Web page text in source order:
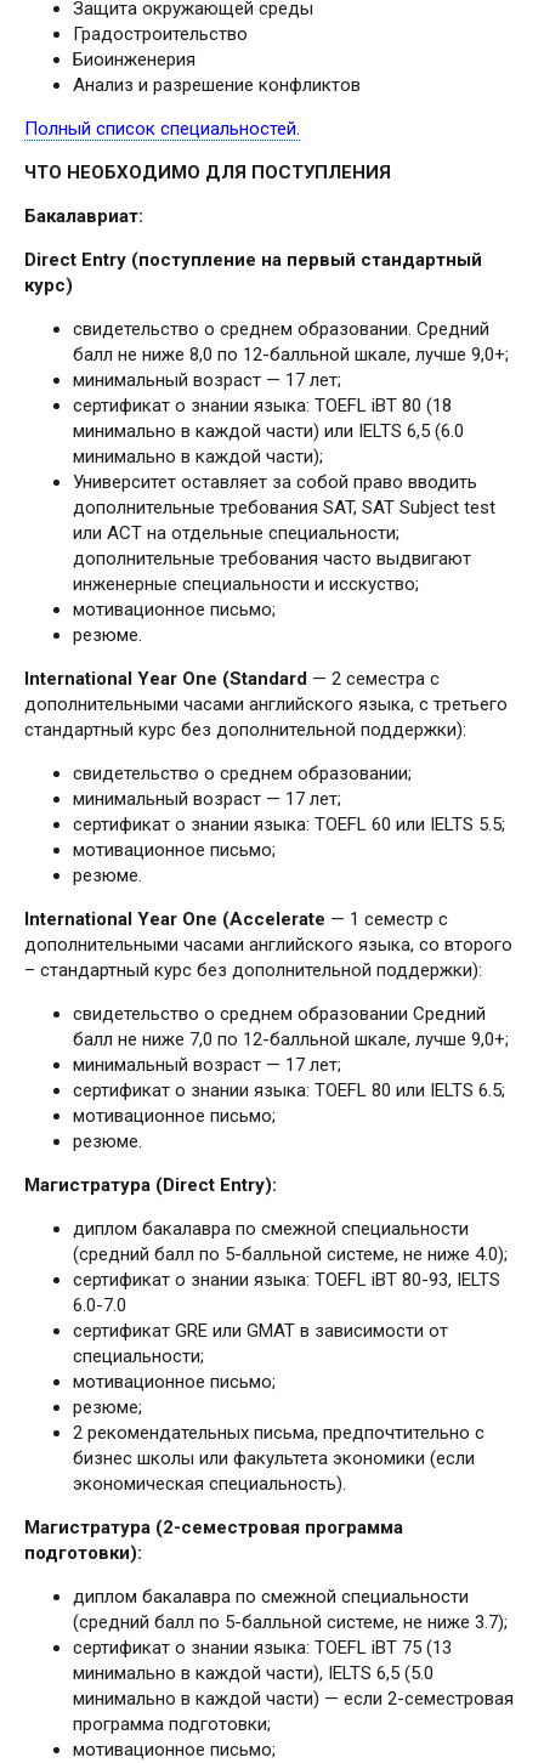
Защита окружающей среды
Градостроительство
Биоинженерия
Анализ и разрешение конфликтов
Полный список специальностей.
ЧТО НЕОБХОДИМО ДЛЯ ПОСТУПЛЕНИЯ
Бакалавриат:
Direct Entry (поступление на первый стандартный
курс)
свидетельство о среднем образовании. Средний
балл не ниже 8,0 по 12-балльной шкале, лучше 9,0+;
минимальный возраст — 17 лет;
сертификат о знании языка: TOEFL iBT 80 (18
минимально в каждой части) или IELTS 6,5 (6.0
минимально в каждой части);
Университет оставляет за собой право вводить
дополнительные требования SAT, SAT Subject test
или ACT на отдельные специальности;
дополнительные требования часто выдвигают
инженерные специальности и исскуство;
мотивационное письмо;
резюме.
International Year One (Standard — 2 семестра с
дополнительными часами английского языка, с третьего
стандартный курс без дополнительной поддержки):
свидетельство о среднем образовании;
минимальный возраст — 17 лет;
сертификат о знании языка: TOEFL 60 или IELTS 5.5;
мотивационное письмо;
резюме.
International Year One (Accelerate — 1 семестр с
дополнительными часами английского языка, со второго
– стандартный курс без дополнительной поддержки):
свидетельство о среднем образовании Средний
балл не ниже 7,0 по 12-балльной шкале, лучше 9,0+;
минимальный возраст — 17 лет;
сертификат о знании языка: TOEFL 80 или IELTS 6.5;
мотивационное письмо;
резюме.
Магистратура (Direct Entry):
диплом бакалавра по смежной специальности
(средний балл по 5-балльной системе, не ниже 4.0);
сертификат о знании языка: TOEFL iBT 80-93, IELTS
6.0-7.0
сертификат GRE или GMAT в зависимости от
специальности;
мотивационное письмо;
резюме;
2 рекомендательных письма, предпочтительно с
бизнес школы или факультета экономики (если
экономическая специальность).
Магистратура (2-семестровая программа
подготовки):
диплом бакалавра по смежной специальности
(средний балл по 5-балльной системе, не ниже 3.7);
сертификат о знании языка: TOEFL iBT 75 (13
минимально в каждой части), IELTS 6,5 (5.0
минимально в каждой части) — если 2-семестровая
программа подготовки;
мотивационное письмо;